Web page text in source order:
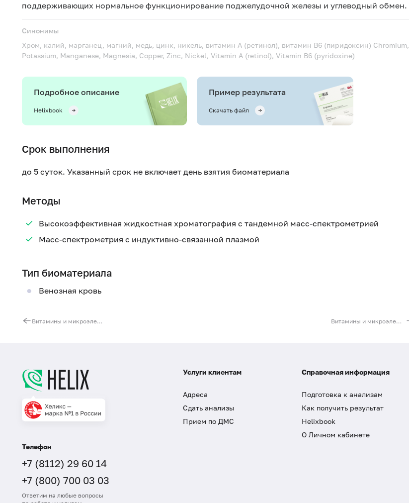
поддерживающих нормальное функционирование поджелудочной железы и углеводный обмен.
Синонимы
Хром, калий, марганец, магний, медь, цинк, никель, витамин А (ретинол), витамин В6 (пиридоксин) Chromium,
Potassium, Manganese, Magnesia, Copper, Zinc, Nickel, Vitamin A (retinol), Vitamin B6 (pyridoxine)
Подробное описание
Helixbook
Пример результата
Скачать файл
Срок выполнения
до 5 суток. Указанный срок не включает день взятия биоматериала
Методы
Высокоэффективная жидкостная хроматография с тандемной масс-спектрометрией
Масс-спектрометрия с индуктивно-связанной плазмой
Тип биоматериала
Венозная кровь
Витамины и микроэлементы, влияющие на состояние сердечно-сосудистой системы (K, Na, Сa, Mg, P, Fe, Zn, Mn, Cu, витамины B1, B5, E, B9, B12) Витамины и микроэлементы, участвующие в регуляции функции щитовидной железы (I, Se, Mg, Cu, витамин B6)
Телефон
+7 (8112) 29 60 14
+7 (800) 700 03 03
Ответим на любые вопросы
Услуги клиентам
Адреса
Сдать анализы
Прием по ДМС
Справочная информация
Подготовка к анализам
Как получить результат
Helixbook
О Личном кабинете